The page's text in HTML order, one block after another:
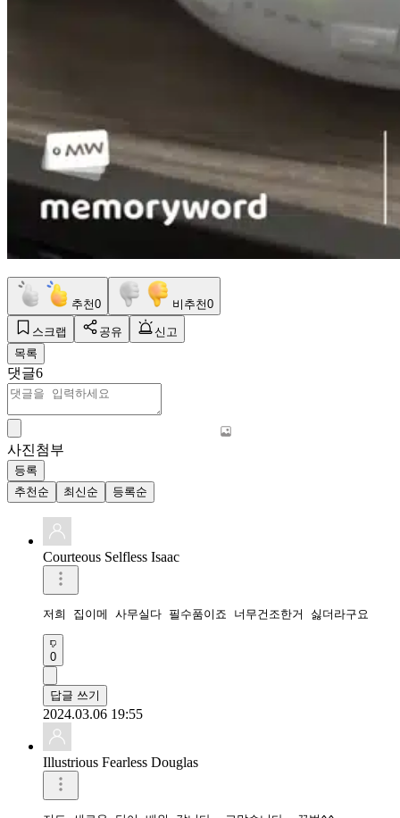
추천0 비추천0
스크랩 공유
신고
목록
댓글6
사진첨부
등록
추천순
최신순 등록순
Courteous Selfless Isaac
저희 집이메 사무실다 필수품이죠 너무건조한거 싫더라구요
0
답글 쓰기
2024.03.06 19:55
Illustrious Fearless Douglas